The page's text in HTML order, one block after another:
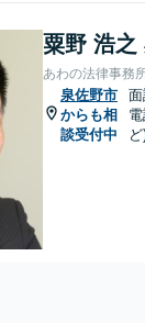
粟野 浩之
あわの法律事務
泉佐野市
からも相
談受付中
面